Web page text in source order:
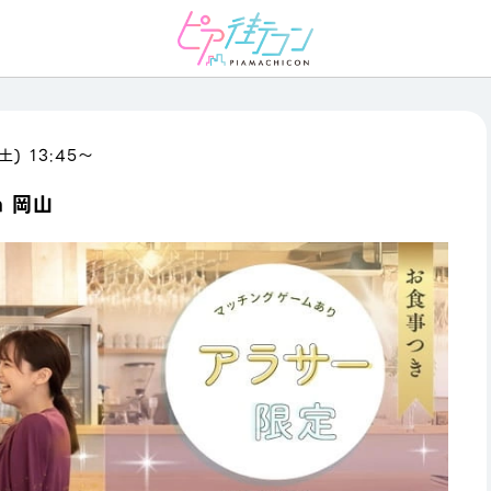
) 13:45〜
岡山